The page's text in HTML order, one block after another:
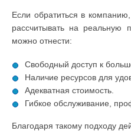
Если обратиться в
рассчитывать на реальную
можно отнести:
Свободный доступ к
Наличие ресурсов для
Адекватная стоимость.
Гибкое обслуживание,
Благодаря такому подходу